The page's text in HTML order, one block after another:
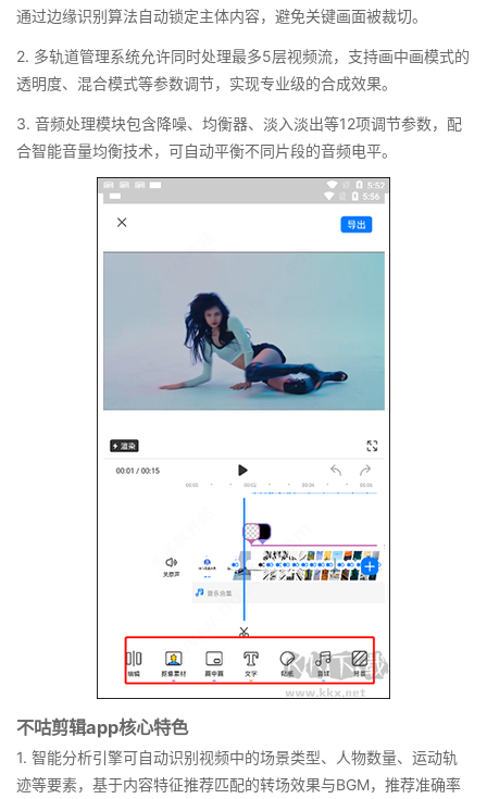
通过边缘识别算法自动锁定主体内容，避免关键画面被裁切。
2. 多轨道管理系统允许同时处理最多5层视频流，支持画中画模式的
透明度、混合模式等参数调节，实现专业级的合成效果。
3. 音频处理模块包含降噪、均衡器、淡入淡出等12项调节参数，配
合智能音量均衡技术，可自动平衡不同片段的音频电平。
不咕剪辑app核心特色
1. 智能分析引擎可自动识别视频中的场景类型、人物数量、运动轨
迹等要素，基于内容特征推荐匹配的转场效果与BGM，推荐准确率